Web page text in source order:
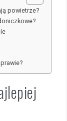
powietrze?